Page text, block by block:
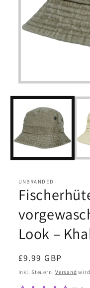
Medien
in
Modal
öffnen
UNBRANDED
Look –
Normaler
Preis
£9.99 GBP
Inkl. Steuern.Versand